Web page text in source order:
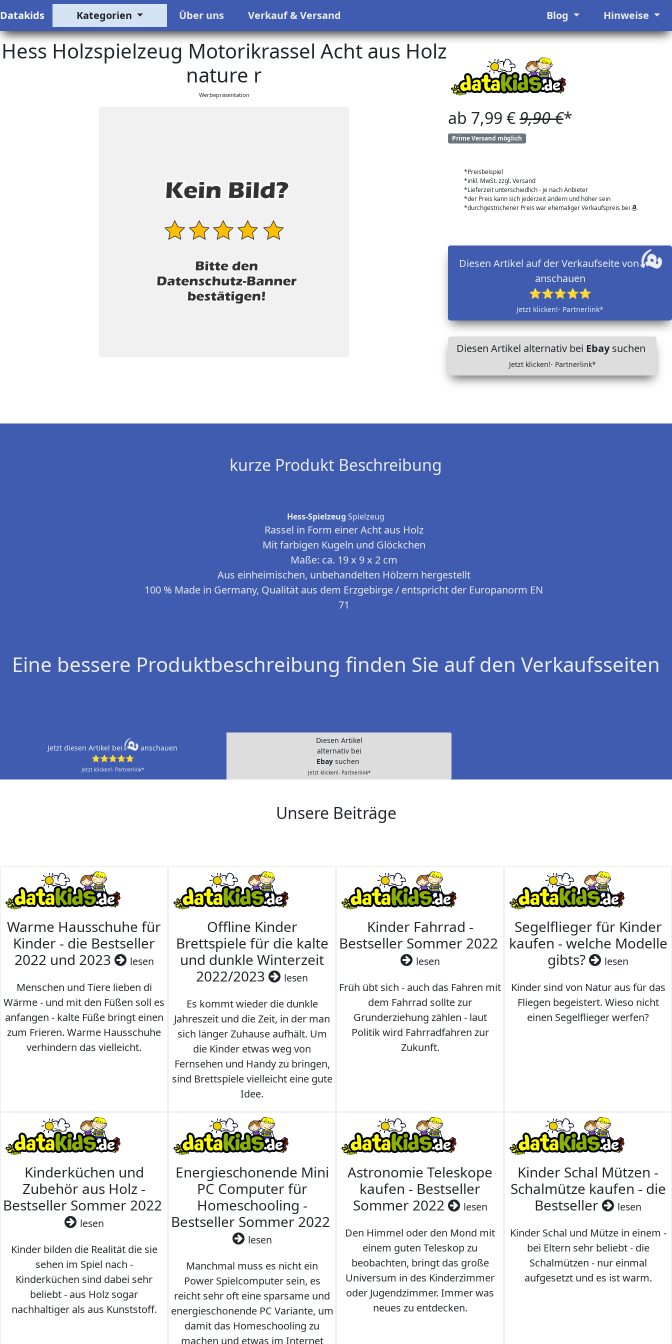
Datakids Kategorien Über uns Verkauf & Versand Blog Hinweise
Hess Holzspielzeug Motorikrassel Acht aus Holz
nature r
Werbepräsentation
ab 7,99 €9,90 €*
Prime Versand möglich
*Preisbeispiel
*inkl. MwSt. zzgl. Versand
*Lieferzeit unterschiedlich - je nach Anbieter
*der Preis kann sich jederzeit ändern und höher sein
*durchgestrichener Preis war ehemaliger Verkaufspreis bei
Diesen Artikel auf der Verkaufseite von
anschauen
⭐⭐⭐⭐⭐
Jetzt klicken!- Partnerlink*
Diesen Artikel alternativ bei Ebaysuchen
Jetzt klicken!- Partnerlink*
kurze Produkt Beschreibung
Hess-Spielzeug Spielzeug
Rassel in Form einer Acht aus Holz
Mit farbigen Kugeln und Glöckchen
Maße: ca. 19 x 9 x 2 cm
Aus einheimischen, unbehandelten Hölzern hergestellt
100 % Made in Germany, Qualität aus dem Erzgebirge / entspricht der Europanorm EN
71
Eine bessere Produktbeschreibung finden Sie auf den Verkaufsseiten
Jetzt diesen Artikel bei
anschauen
⭐⭐⭐⭐⭐
Jetzt klicken!- Partnerlink*
Diesen Artikel
alternativ bei
Ebay suchen
Jetzt klicken!- Partnerlink*
Unsere Beiträge
Warme Hausschuhe für
Kinder - die Bestseller
2022 und 2023
lesen
Menschen und Tiere lieben di
Wärme - und mit den Füßen soll es
anfangen - kalte Füße bringt einen
zum Frieren. Warme Hausschuhe
verhindern das vielleicht.
Offline Kinder
Brettspiele für die kalte
und dunkle Winterzeit
2022/2023
lesen
Es kommt wieder die dunkle
Jahreszeit und die Zeit, in der man
sich länger Zuhause aufhält. Um
die Kinder etwas weg von
Fernsehen und Handy zu bringen,
sind Brettspiele vielleicht eine gute
Idee.
Kinder Fahrrad -
Bestseller Sommer 2022
lesen
Früh übt sich - auch das Fahren mit
dem Fahrrad sollte zur
Grunderziehung zählen - laut
Politik wird Fahrradfahren zur
Zukunft.
Segelflieger für Kinder
kaufen - welche Modelle
gibts?
lesen
Kinder sind von Natur aus für das
Fliegen begeistert. Wieso nicht
einen Segelflieger werfen?
Kinderküchen und
Zubehör aus Holz -
Bestseller Sommer 2022
lesen
Kinder bilden die Realität die sie
sehen im Spiel nach -
Kinderküchen sind dabei sehr
beliebt - aus Holz sogar
nachhaltiger als aus Kunststoff.
Energieschonende Mini
PC Computer für
Homeschooling -
Bestseller Sommer 2022
lesen
Manchmal muss es nicht ein
Power Spielcomputer sein, es
reicht sehr oft eine sparsame und
energieschonende PC Variante, um
damit das Homeschooling zu
machen und etwas im Internet
Astronomie Teleskope
kaufen - Bestseller
Sommer 2022
lesen
Den Himmel oder den Mond mit
einem guten Teleskop zu
beobachten, bringt das große
Universum in des Kinderzimmer
oder Jugendzimmer. Immer was
neues zu entdecken.
Kinder Schal Mützen -
Schalmütze kaufen - die
Bestseller
lesen
Kinder Schal und Mütze in einem -
bei Eltern sehr beliebt - die
Schalmützen - nur einmal
aufgesetzt und es ist warm.